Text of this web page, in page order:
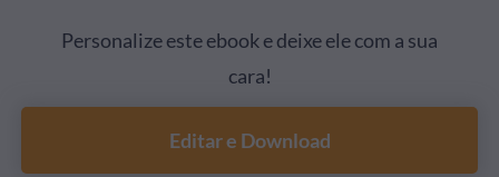
Personalize este ebook e deixe ele com a sua
cara!
Editar e Download